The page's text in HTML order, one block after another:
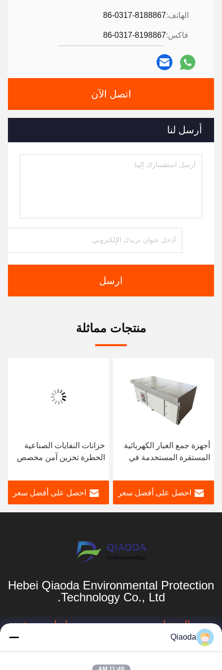
الهاتف:86-0317-8188867
فاكس:86-0317-8198867
اتصل الآن
أرسل لنا
ارسل
منتجات مماثلة
أجهزة جمع الغبار الكهربائية
المستقرة المستخدمة في
احصل على أفضل سعر
خزانات النفايات الصناعية
الخطرة تخزين آمن مخصص
احصل على أفضل سعر
Hebei Qiaoda Environmental Protection
Technology Co., Ltd.
المنتجات
جامع الغبار الصناعي
روابط سريعة
Qiaoda